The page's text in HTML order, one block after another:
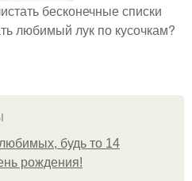
бесконечные списки
любимый лук по кусочкам?
будь то 14
рождения!